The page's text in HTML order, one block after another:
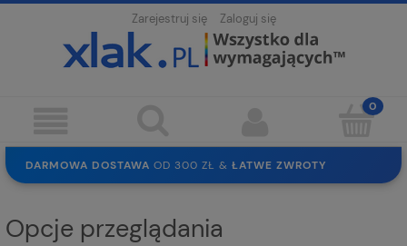
Zarejestruj się Zaloguj się
DARMOWA DOSTAWA OD 300 ZŁ & ŁATWE ZWROTY
SOLIDNEEKO PAKOWANIE
Opcje przeglądania